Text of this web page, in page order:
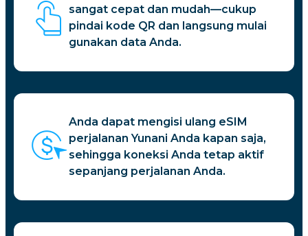
sangat cepat dan mudah—cukup
pindai kode QR dan langsung mulai
gunakan data Anda.
Anda dapat mengisi ulang eSIM
perjalanan Yunani Anda kapan saja,
sehingga koneksi Anda tetap aktif
sepanjang perjalanan Anda.